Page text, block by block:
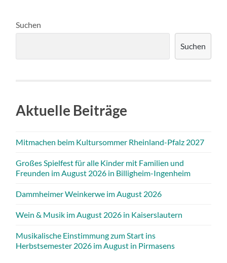
Suchen
Suchen
Aktuelle Beiträge
Mitmachen beim Kultursommer Rheinland-Pfalz 2027
Großes Spielfest für alle Kinder mit Familien und
Freunden im August 2026 in Billigheim-Ingenheim
Dammheimer Weinkerwe im August 2026
Wein & Musik im August 2026 in Kaiserslautern
Musikalische Einstimmung zum Start ins
Herbstsemester 2026 im August in Pirmasens